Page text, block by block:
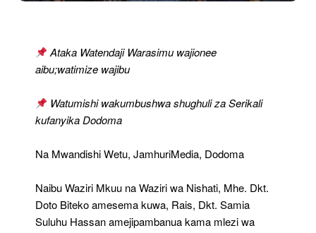
Misukosuko
Kwa
Ataka Watendaji Warasimu wajionee
aibu;watimize wajibu
Watumishi wakumbushwa shughuli za Serikali
kufanyika Dodoma
Na Mwandishi Wetu, JamhuriMedia, Dodoma
Naibu Waziri Mkuu na Waziri wa Nishati, Mhe. Dkt.
Doto Biteko amesema kuwa, Rais, Dkt. Samia
Suluhu Hassan amejipambanua kama mlezi wa